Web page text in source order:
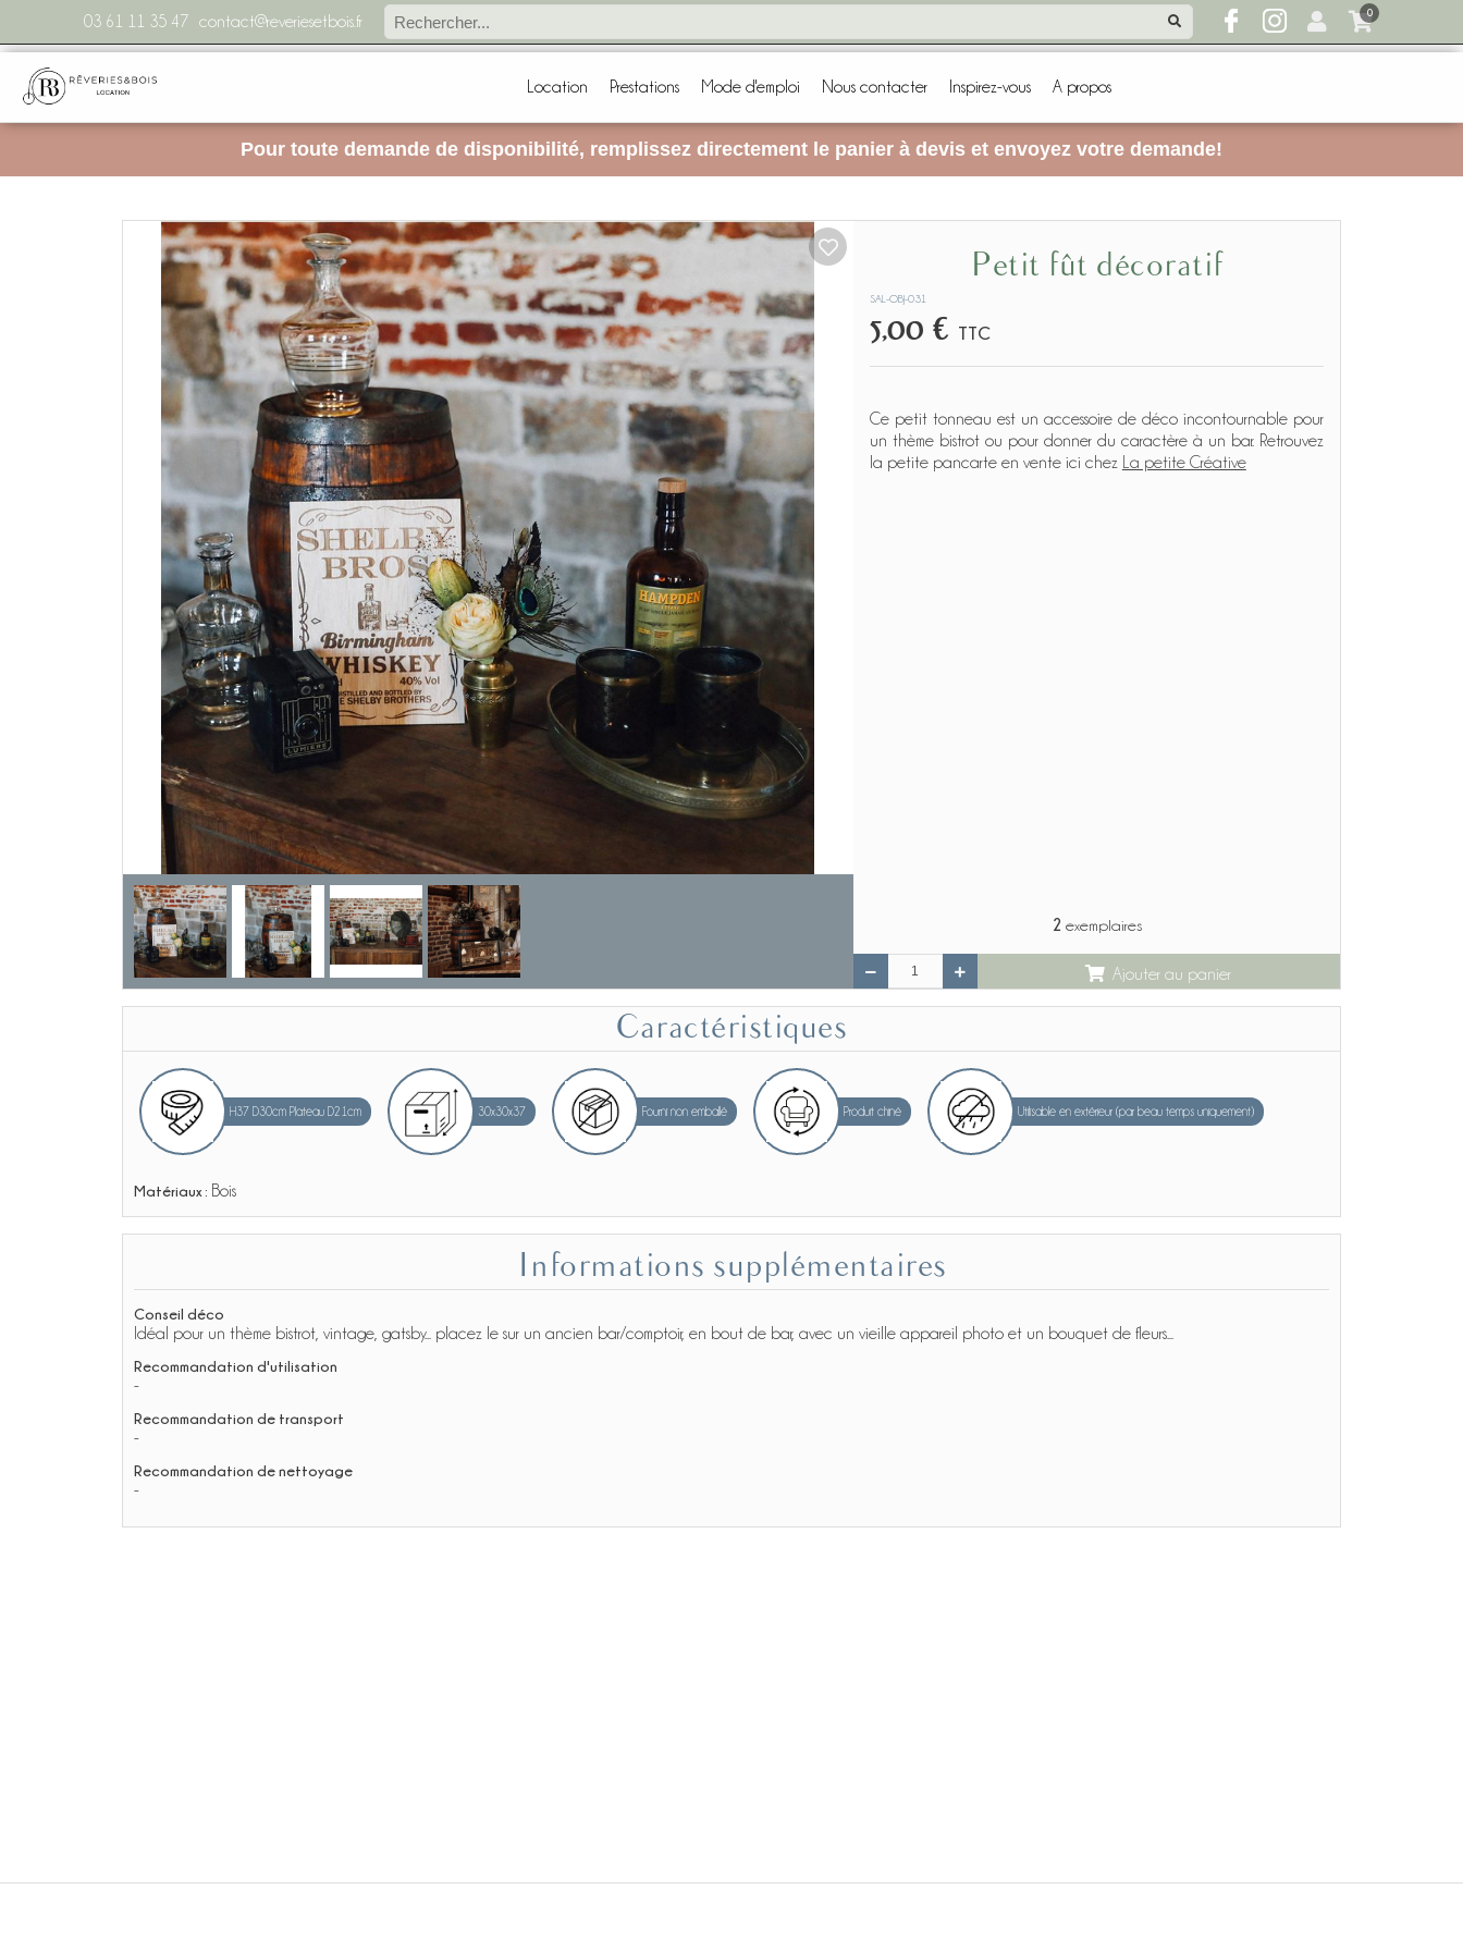
03 61 11 35 47 contact@reveriesetbois.fr
0
Location Prestations Mode d'emploi Nous contacter Inspirez-vous A propos
Pour toute demande de disponibilité, remplissez directement le panier à devis et envoyez votre demande!
Petit fût décoratif
SAL-OBJ-031
5,00 € TTC
Ce petit tonneau est un accessoire de déco incontournable pour
un thème bistrot ou pour donner du caractère à un bar. Retrouvez
la petite pancarte en vente ici chez
La petite Créative
2 exemplaires
Ajouter au panier
Caractéristiques
H37 D30cm Plateau D21cm 30x30x37 Fourni non emballé Produit chiné Utilisable en extérieur (par beau temps uniquement)
Matériaux : Bois
Informations supplémentaires
Conseil déco
Idéal pour un thème bistrot, vintage, gatsby... placez le sur un ancien bar/comptoir, en bout de bar, avec un vieille appareil photo et un bouquet de fleurs...
Recommandation d'utilisation
-
Recommandation de transport
-
Recommandation de nettoyage
-